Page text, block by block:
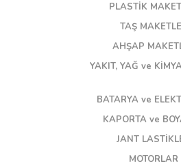
PLASTİK
TAŞ
AHŞAP
YAKIT, YAĞ ve
BATARYA ve
KAPORTA ve
JANT
MOTORLAR